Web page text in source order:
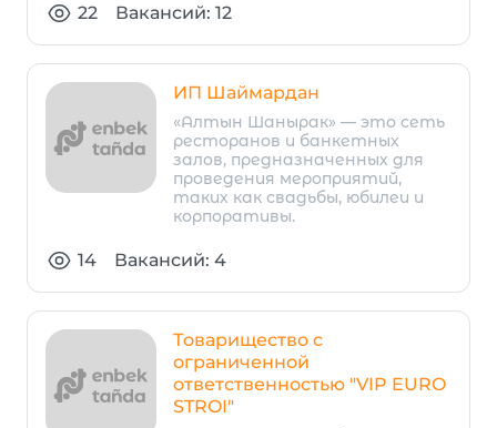
22 Вакансий: 12
ИП Шаймардан
«Алтын Шанырак» — это сеть
ресторанов и банкетных
залов, предназначенных для
проведения мероприятий,
таких как свадьбы, юбилеи и
корпоративы.
14 Вакансий: 4
Товарищество с
ограниченной
ответственностью "VIP EURO
STROI"